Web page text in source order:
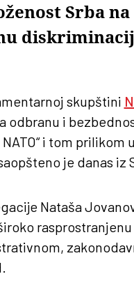
Srba
skupštini
i
i tom prilikom
je danas iz
Nataša